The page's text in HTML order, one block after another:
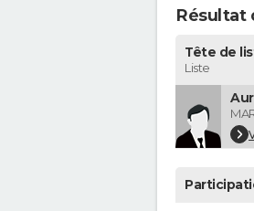
Résultat
Tête de
Liste